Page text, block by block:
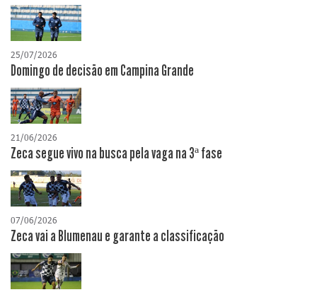
25/07/2026
Domingo de decisão em Campina Grande
21/06/2026
Zeca segue vivo na busca pela vaga na 3ª fase
07/06/2026
Zeca vai a Blumenau e garante a classificação